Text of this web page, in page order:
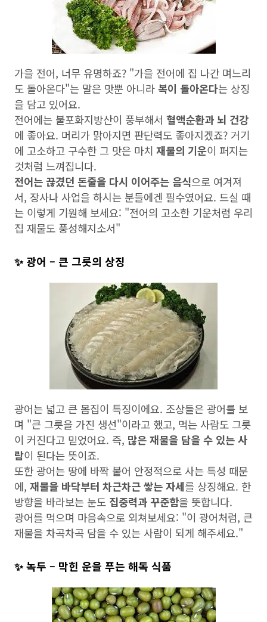
가을 전어, 너무 유명하죠? "가을 전어에 집 나간 며느리
도 돌아온다"는 말은 맛뿐 아니라 복이 돌아온다는 상징
을 담고 있어요.
전어에는 불포화지방산이 풍부해서 혈액순환과 뇌 건강
에 좋아요. 머리가 맑아지면 판단력도 좋아지겠죠? 거기
에 고소하고 구수한 그 맛은 마치 재물의 기운이 퍼지는
것처럼 느껴집니다.
전어는 끊겼던 돈줄을 다시 이어주는 음식으로 여겨져
서, 장사나 사업을 하시는 분들에겐 필수였어요. 드실 때
는 이렇게 기원해 보세요: "전어의 고소한 기운처럼 우리
집 재물도 풍성해지소서"
✨ 광어 – 큰 그릇의 상징
광어는 넓고 큰 몸집이 특징이에요. 조상들은 광어를 보
며 "큰 그릇을 가진 생선"이라고 했고, 먹는 사람도 그릇
이 커진다고 믿었어요. 즉, 많은 재물을 담을 수 있는 사
람이 된다는 뜻이죠.
또한 광어는 땅에 바짝 붙어 안정적으로 사는 특성 때문
에, 재물을 바닥부터 차근차근 쌓는 자세를 상징해요. 한
방향을 바라보는 눈도 집중력과 꾸준함을 뜻합니다.
광어를 먹으며 마음속으로 외쳐보세요: "이 광어처럼, 큰
재물을 차곡차곡 담을 수 있는 사람이 되게 해주세요."
✨ 녹두 – 막힌 운을 푸는 해독 식품